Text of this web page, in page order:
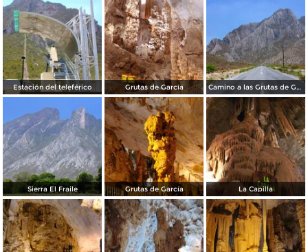
Estación del teleférico Grutas de García Camino a las Grutas de García
Sierra El Fraile Grutas de García La Capilla